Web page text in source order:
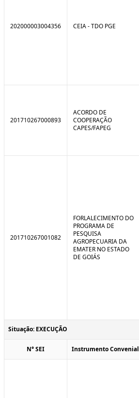
202000003004356 CEIA - TDO PGE
201710267000893
ACORDO DE
COOPERAÇÃO
CAPES/FAPEG
201710267001082
FORLALECIMENTO DO
PROGRAMA DE
PESQUISA
AGROPECUARIA DA
EMATER NO ESTADO
DE GOIÁS
Situação: EXECUÇÃO
N° SEI Instrumento Convenial